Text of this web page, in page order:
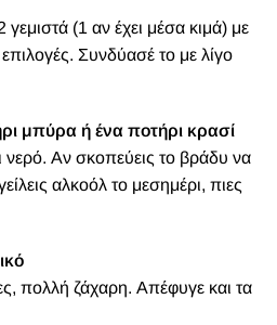
(1 αν έχει μέσα κιμά) με
Συνδύασέ το με λίγο
μπύρα ή ένα ποτήρι κρασί
νερό. Αν σκοπεύεις το βράδυ να
αλκοόλ το μεσημέρι, πιες
πολλή ζάχαρη. Απέφυγε και τα